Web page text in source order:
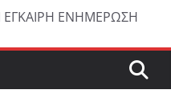
ΕΓΚΑΙΡΗ ΕΝΗΜΕΡΩΣΗ